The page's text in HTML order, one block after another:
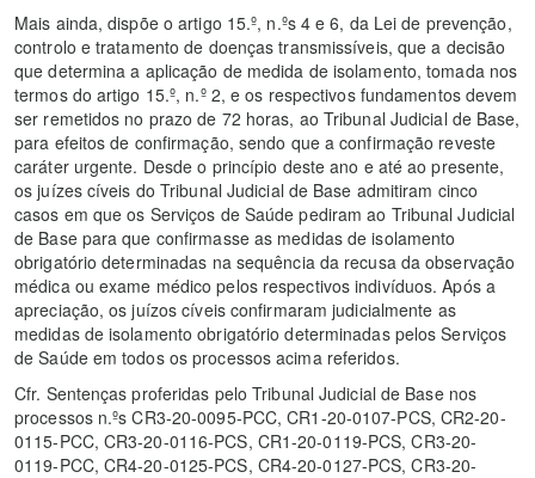
Mais ainda, dispõe o artigo 15.º, n.ºs 4 e 6, da Lei de prevenção,
controlo e tratamento de doenças transmissíveis, que a decisão
que determina a aplicação de medida de isolamento, tomada nos
termos do artigo 15.º, n.º 2, e os respectivos fundamentos devem
ser remetidos no prazo de 72 horas, ao Tribunal Judicial de Base,
para efeitos de confirmação, sendo que a confirmação reveste
caráter urgente. Desde o princípio deste ano e até ao presente,
os juízes cíveis do Tribunal Judicial de Base admitiram cinco
casos em que os Serviços de Saúde pediram ao Tribunal Judicial
de Base para que confirmasse as medidas de isolamento
obrigatório determinadas na sequência da recusa da observação
médica ou exame médico pelos respectivos indivíduos. Após a
apreciação, os juízos cíveis confirmaram judicialmente as
medidas de isolamento obrigatório determinadas pelos Serviços
de Saúde em todos os processos acima referidos.
Cfr. Sentenças proferidas pelo Tribunal Judicial de Base nos
processos n.ºs CR3-20-0095-PCC, CR1-20-0107-PCS, CR2-20-
0115-PCC, CR3-20-0116-PCS, CR1-20-0119-PCS, CR3-20-
0119-PCC, CR4-20-0125-PCS, CR4-20-0127-PCS, CR3-20-